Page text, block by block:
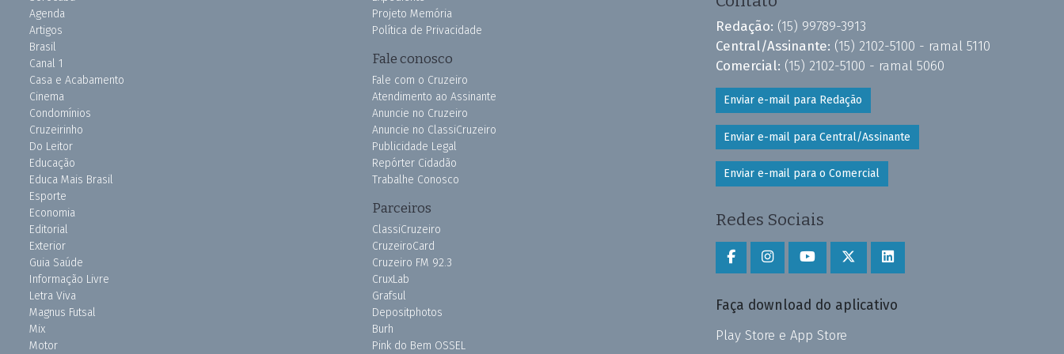
Agenda
Artigos
Brasil
Canal 1
Casa e Acabamento
Cinema
Condomínios
Cruzeirinho
Do Leitor
Educação
Educa Mais Brasil
Esporte
Economia
Editorial
Exterior
Guia Saúde
Informação Livre
Letra Viva
Magnus Futsal
Mix
Motor
Projeto Memória
Política de Privacidade
Fale conosco
Fale com o Cruzeiro
Atendimento ao Assinante
Anuncie no Cruzeiro
Anuncie no ClassiCruzeiro
Publicidade Legal
Repórter Cidadão
Trabalhe Conosco
Parceiros
ClassiCruzeiro
CruzeiroCard
Cruzeiro FM 92.3
CruxLab
Grafsul
Depositphotos
Burh
Pink do Bem OSSEL
Redação: (15) 99789-3913
Central/Assinante: (15) 2102-5100 - ramal 5110
Comercial: (15) 2102-5100 - ramal 5060
Enviar e-mail para Redação
Enviar e-mail para Central/Assinante
Enviar e-mail para o Comercial
Redes Sociais
Faça download do aplicativo
Play Store e App Store